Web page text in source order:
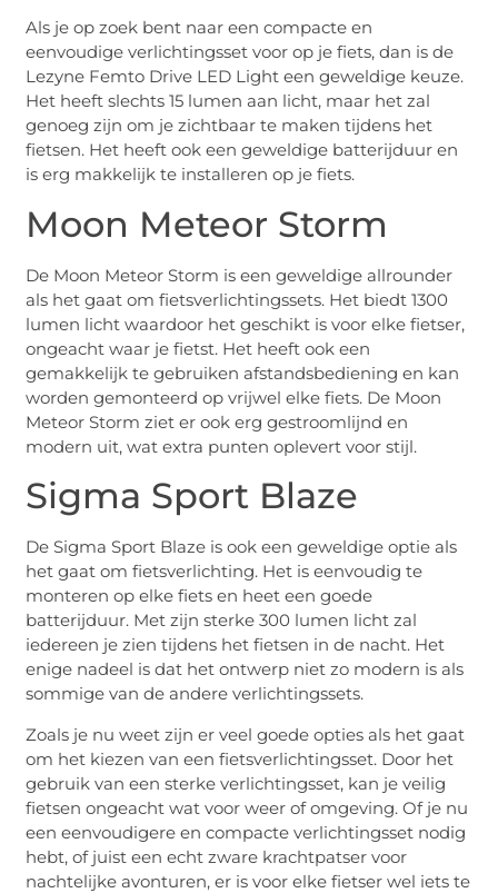
Als je op zoek bent naar een compacte en
eenvoudige verlichtingsset voor op je fiets, dan is de
Lezyne Femto Drive LED Light een geweldige keuze.
Het heeft slechts 15 lumen aan licht, maar het zal
genoeg zijn om je zichtbaar te maken tijdens het
fietsen. Het heeft ook een geweldige batterijduur en
is erg makkelijk te installeren op je fiets.
Moon Meteor Storm
De Moon Meteor Storm is een geweldige allrounder
als het gaat om fietsverlichtingssets. Het biedt 1300
lumen licht waardoor het geschikt is voor elke fietser,
ongeacht waar je fietst. Het heeft ook een
gemakkelijk te gebruiken afstandsbediening en kan
worden gemonteerd op vrijwel elke fiets. De Moon
Meteor Storm ziet er ook erg gestroomlijnd en
modern uit, wat extra punten oplevert voor stijl.
Sigma Sport Blaze
De Sigma Sport Blaze is ook een geweldige optie als
het gaat om fietsverlichting. Het is eenvoudig te
monteren op elke fiets en heet een goede
batterijduur. Met zijn sterke 300 lumen licht zal
iedereen je zien tijdens het fietsen in de nacht. Het
enige nadeel is dat het ontwerp niet zo modern is als
sommige van de andere verlichtingssets.
Zoals je nu weet zijn er veel goede opties als het gaat
om het kiezen van een fietsverlichtingsset. Door het
gebruik van een sterke verlichtingsset, kan je veilig
fietsen ongeacht wat voor weer of omgeving. Of je nu
een eenvoudigere en compacte verlichtingsset nodig
hebt, of juist een echt zware krachtpatser voor
nachtelijke avonturen, er is voor elke fietser wel iets te